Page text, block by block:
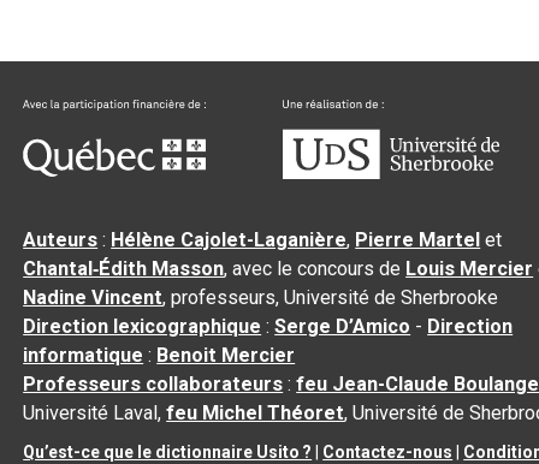
Auteurs : Hélène Cajolet-Laganière, Pierre Martel et
Chantal‑Édith Masson, avec le concours de Louis Mercier
Nadine Vincent, professeurs, Université de Sherbrooke
Direction lexicographique :Serge D’Amico - Direction
informatique : Benoit Mercier
Professeurs collaborateurs :feu Jean-Claude
Université Laval,feu Michel Théoret, Université de
Qu’est-ce que le dictionnaire Usito ? Contactez-nous